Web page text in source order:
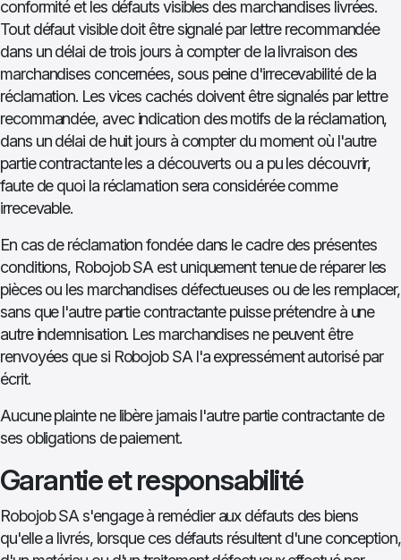
conformité et les défauts visibles des marchandises livrées.
Tout défaut visible doit être signalé par lettre recommandée
dans un délai de trois jours à compter de la livraison des
marchandises concernées, sous peine d'irrecevabilité de la
réclamation. Les vices cachés doivent être signalés par lettre
recommandée, avec indication des motifs de la réclamation,
dans un délai de huit jours à compter du moment où l'autre
partie contractante les a découverts ou a pu les découvrir,
faute de quoi la réclamation sera considérée comme
irrecevable.
En cas de réclamation fondée dans le cadre des présentes
conditions, Robojob SA est uniquement tenue de réparer les
pièces ou les marchandises défectueuses ou de les remplacer,
sans que l'autre partie contractante puisse prétendre à une
autre indemnisation. Les marchandises ne peuvent être
renvoyées que si Robojob SA l'a expressément autorisé par
écrit.
Aucune plainte ne libère jamais l'autre partie contractante de
ses obligations de paiement.
Garantie et responsabilité
Robojob SA s'engage à remédier aux défauts des biens
qu'elle a livrés, lorsque ces défauts résultent d'une conception,